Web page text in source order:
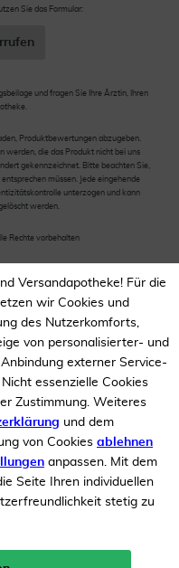
Sie das Formular:
und fragen Sie Ihre Ärztin, Ihren
Produktbewertungen abzugeben.
werden, die das Produkt nicht bei uns
gekennzeichnet. Bitte beachten Sie,
entsprechen müssen. Jede eingehende
unterzogen und kann
werden.
Rechte vorbehalten
Versandapotheke! Für die
wir Cookies und
des Nutzerkomforts,
von personalisierter- und
externer Service-
essenzielle Cookies
Zustimmung. Weiteres
und dem
von Cookies ablehnen
anpassen. Mit dem
Seite Ihren individuellen
stetig zu